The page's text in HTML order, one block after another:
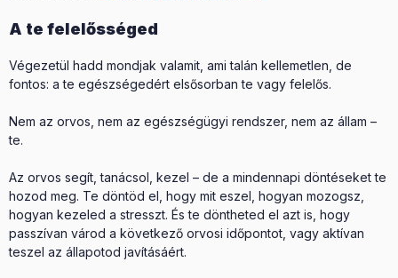
A te felelősséged
Végezetül hadd mondjak valamit, ami talán kellemetlen, de
fontos: a te egészségedért elsősorban te vagy felelős.
Nem az orvos, nem az egészségügyi rendszer, nem az állam –
te.
Az orvos segít, tanácsol, kezel – de a mindennapi döntéseket te
hozod meg. Te döntöd el, hogy mit eszel, hogyan mozogsz,
hogyan kezeled a stresszt. És te döntheted el azt is, hogy
passzívan várod a következő orvosi időpontot, vagy aktívan
teszel az állapotod javításáért.